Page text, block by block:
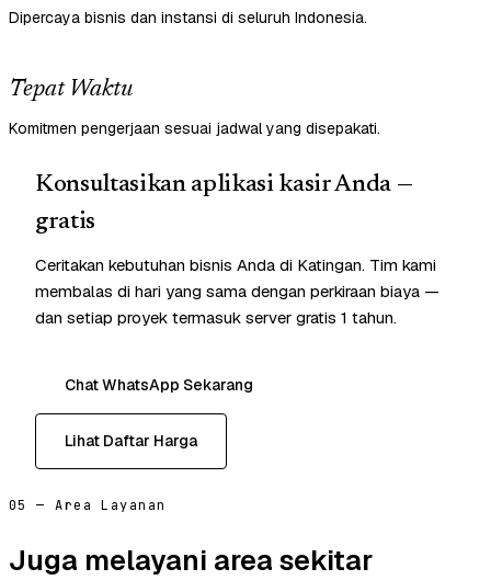
Dipercaya bisnis dan instansi di seluruh Indonesia.
Tepat Waktu
Komitmen pengerjaan sesuai jadwal yang disepakati.
Konsultasikan aplikasi kasir Anda —
gratis
Ceritakan kebutuhan bisnis Anda di Katingan. Tim kami
membalas di hari yang sama dengan perkiraan biaya —
dan setiap proyek termasuk server gratis 1 tahun.
Chat WhatsApp Sekarang
Lihat Daftar Harga
05 — Area Layanan
Juga melayani area sekitar